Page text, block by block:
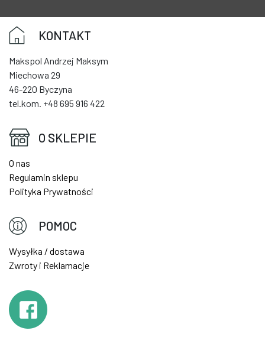
KONTAKT
Makspol Andrzej Maksym
Miechowa 29
46-220 Byczyna
tel.kom. +48 695 916 422
O SKLEPIE
O nas
Regulamin sklepu
Polityka Prywatności
POMOC
Wysyłka / dostawa
Zwroty i Reklamacje